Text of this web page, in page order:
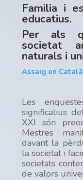
Familia i
educatius.
Per als
societat
naturals i
Assaig en Català
Les
significatius
XXI són
Mestres
davant la
la societat i
societats
de valors